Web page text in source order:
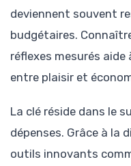
deviennent souvent
budgétaires.
réflexes mesurés
entre plaisir et
La clé réside dans le
dépenses. Grâce à la
outils innovants